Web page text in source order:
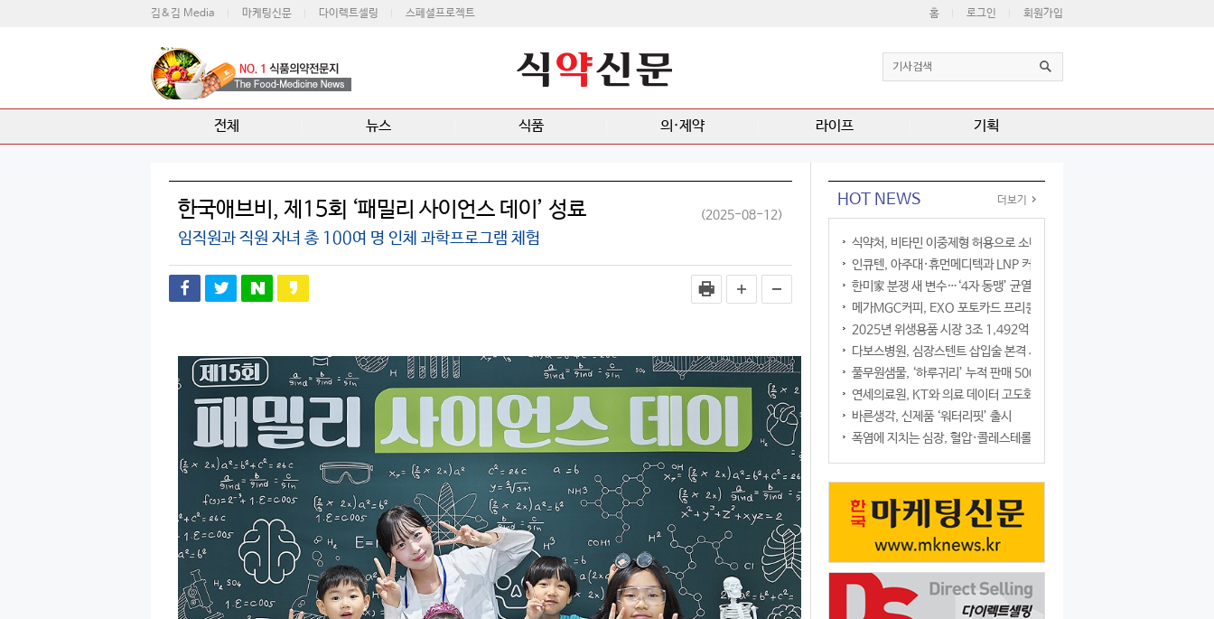
김&김 Media 마케팅신문 다이렉트셀링 스페셜프로젝트 홈 로그인 회원가입
전체 뉴스 식품 의·제약 라이프 기획
한국애브비, 제15회 ‘패밀리 사이언스 데이’ 성료 (2025-08-12)
임직원과 직원 자녀 총 100여 명 인체 과학프로그램 체험
HOT NEWS 더보기
식약처, 비타민 이중제형 허용으로 소비자 선택권 확대
인큐텐, 아주대·휴먼메디텍과 LNP 커큐민 공동연구
한미家 분쟁 새 변수…‘4자 동맹’ 균열 현실화
메가MGC커피, EXO 포토카드 프리퀀시 이벤트
2025년 위생용품 시장 3조 1,492억 원
다보스병원, 심장스텐트 삽입술 본격 시행
풀무원샘물, ‘하루귀리’ 누적 판매 500만 병 돌파
연세의료원, KT와 의료 데이터 고도화 협력
바른생각, 신제품 ‘워터리핏’ 출시
폭염에 지치는 심장, 혈압·콜레스테롤만 챙기면 될까?